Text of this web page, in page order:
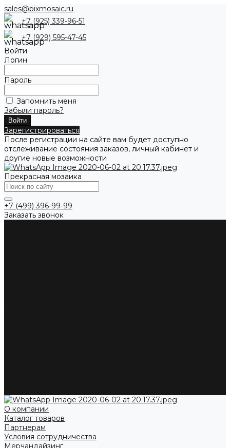
sales@pixmosaic.ru
+7 (925) 339-96-51
+7 (929) 595-47-45
Войти
Логин
Пароль
Запомнить меня
Забыли пароль?
Зарегистрироваться
После регистрации на сайте вам будет доступно
отслеживание состояния заказов, личный кабинет и
другие новые возможности
Прекрасная мозаика
+7 (499) 396-99-99
Заказать звонок
О компании
Каталог товаров
Партнерам
Условия сотрудничества
Мерчандайзинг